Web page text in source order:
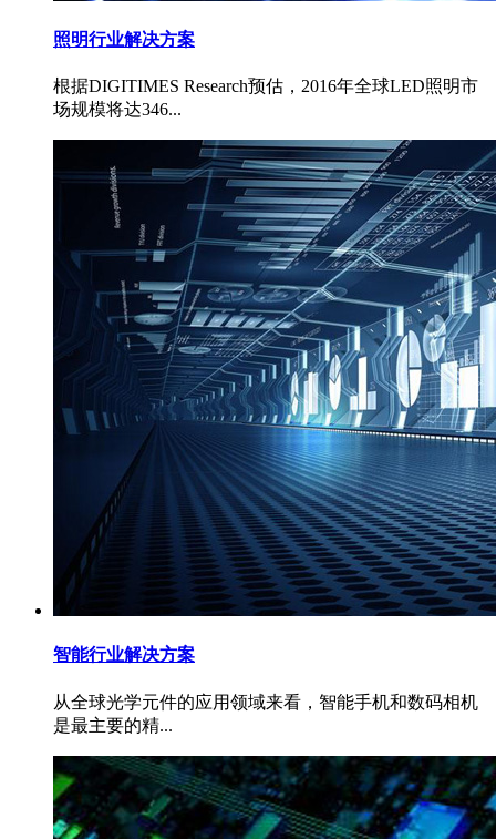
照明行业解决方案
根据DIGITIMES Research预估，2016年全球LED照明市
场规模将达346...
智能行业解决方案
从全球光学元件的应用领域来看，智能手机和数码相机
是最主要的精...